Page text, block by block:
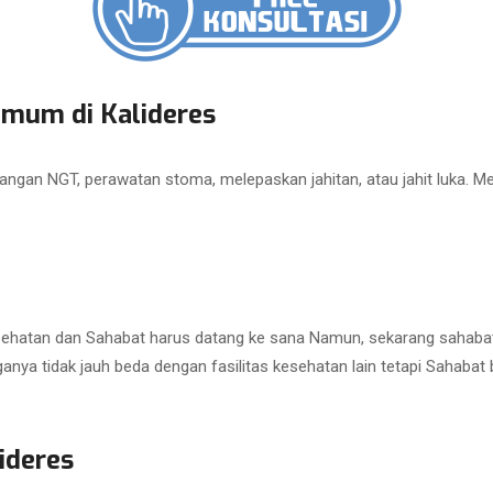
di Kalideres
NGT, perawatan stoma, melepaskan jahitan, atau jahit luka.
dan Sahabat harus datang ke sana Namun, sekarang
tidak jauh beda dengan fasilitas kesehatan lain tetapi Sahabat